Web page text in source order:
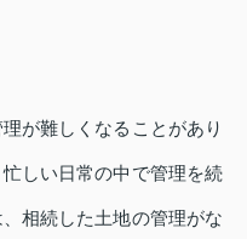
が難しくなることがあり
しい日常の中で管理を続
相続した土地の管理がな